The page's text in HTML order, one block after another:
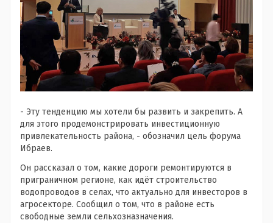
- Эту тенденцию мы хотели бы развить и закрепить. А
для этого продемонстрировать инвестиционную
привлекательность района, - обозначил цель форума
Ибраев.
Он рассказал о том, какие дороги ремонтируются в
приграничном регионе, как идёт строительство
водопроводов в селах, что актуально для инвесторов в
агросекторе. Сообщил о том, что в районе есть
свободные земли сельхозназначения.